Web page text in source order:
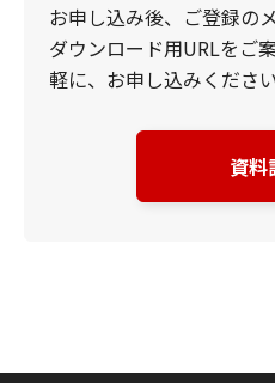
お申し込み後、ご登録の
ダウンロード用URLをご
軽に、お申し込みください
資料